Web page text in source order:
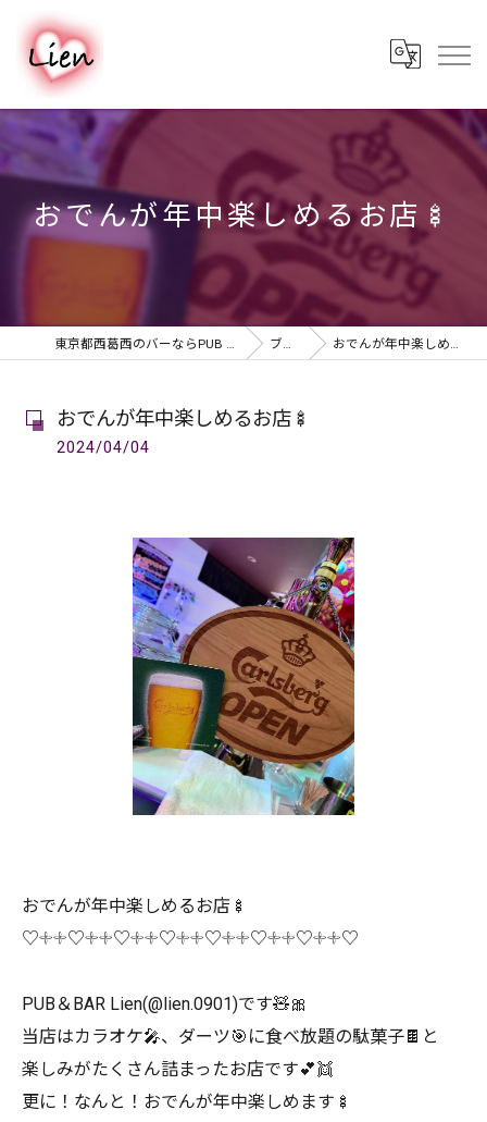
おでんが年中楽しめるお店🍢
東京都西葛西のバーならPUB & BAR Lien ブログ おでんが年中楽しめるお店🍢
おでんが年中楽しめるお店🍢
2024/04/04
おでんが年中楽しめるお店🍢
♡𓇬𓇬♡𓇬𓇬♡𓇬𓇬♡𓇬𓇬♡𓇬𓇬♡𓇬𓇬♡𓇬𓇬♡
PUB＆BAR Lien(@lien.0901)です🧸🎀
当店はカラオケ🎤、ダーツ🎯に食べ放題の駄菓子🍫と
楽しみがたくさん詰まったお店です💕👯
更に！なんと！おでんが年中楽しめます🍢